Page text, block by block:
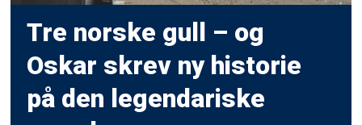
Tre norske gull – og
Oskar skrev ny historie
på den legendariske